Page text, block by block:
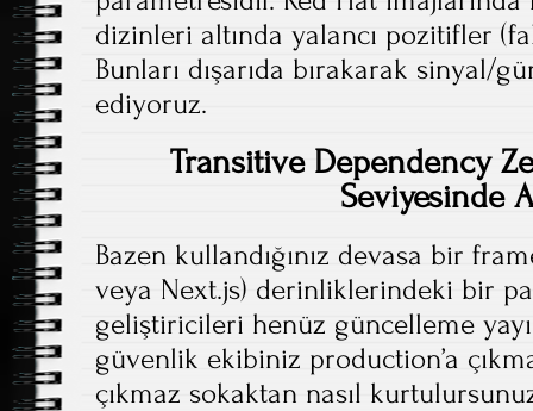
dizinleri altında yalancı pozitifler
Bunları dışarıda bırakarak sinyal/
ediyoruz.
Transitive Dependency
Seviyesinde
Bazen kullandığınız devasa bir
veya Next.js) derinliklerindeki bir
geliştiricileri henüz güncelleme
güvenlik ekibiniz production’a
çıkmaz sokaktan nasıl